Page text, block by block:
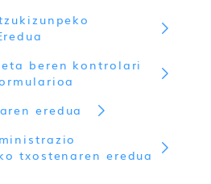
beren kontrolari
eredua
txostenaren eredua